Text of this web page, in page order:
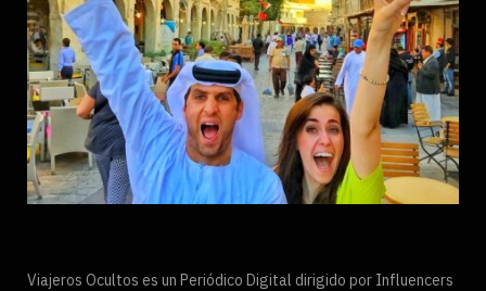
Viajeros Ocultos es un Periódico Digital dirigido por Influencers